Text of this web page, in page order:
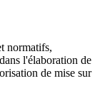
normatifs,
l'élaboration de
de mise sur